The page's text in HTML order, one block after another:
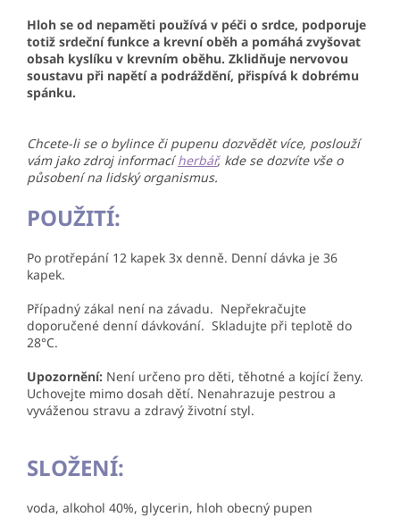
Hloh se od nepaměti používá v péči o srdce, podporuje
totiž srdeční funkce a krevní oběh a pomáhá zvyšovat
obsah kyslíku v krevním oběhu. Zklidňuje nervovou
soustavu při napětí a podráždění, přispívá k dobrému
spánku.
Chcete-li se o bylince či pupenu dozvědět více, poslouží
vám jako zdroj informacíherbář, kde se dozvíte vše o
působení na lidský organismus.
POUŽITÍ:
Po protřepání 12 kapek 3x denně. Denní dávka je 36
kapek.
Případný zákal není na závadu. Nepřekračujte
doporučené denní dávkování. Skladujte při teplotě do
28°C.
Upozornění: Není určeno pro děti, těhotné a kojící ženy.
Uchovejte mimo dosah dětí. Nenahrazuje pestrou a
vyváženou stravu a zdravý životní styl.
SLOŽENÍ:
voda, alkohol 40%, glycerin, hloh obecný pupen